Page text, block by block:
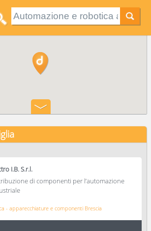
I.B. S.r.l.
di componenti per l’automazione
- apparecchiature e componenti Brescia